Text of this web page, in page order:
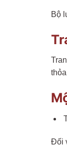
Bộ
Đối